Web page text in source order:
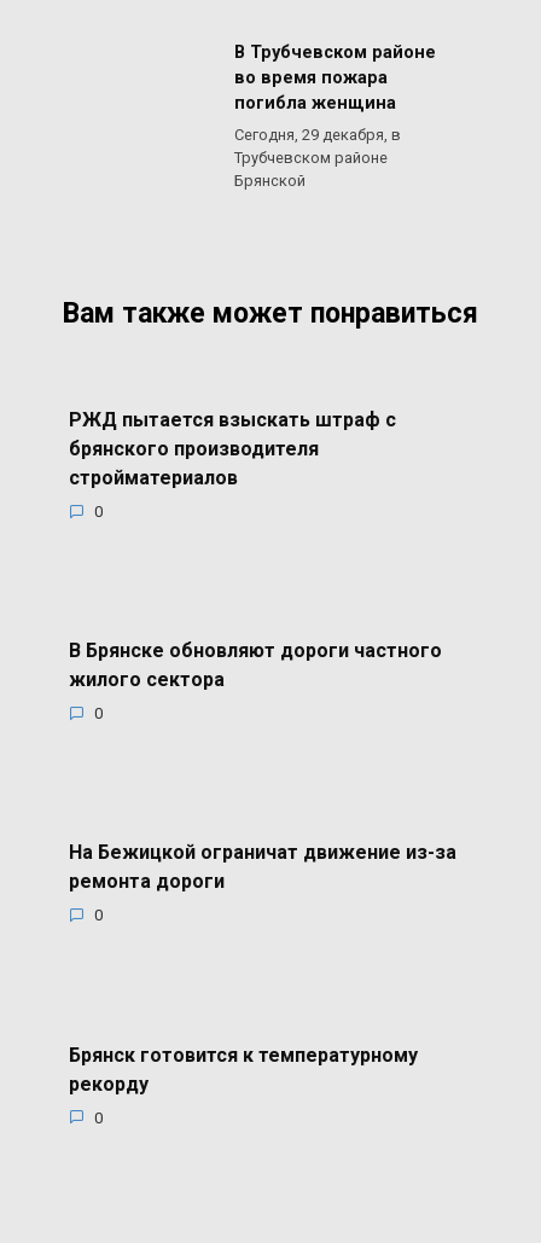
В Трубчевском районе
во время пожара
погибла женщина
Сегодня, 29 декабря, в
Трубчевском районе
Брянской
Вам также может понравиться
РЖД пытается взыскать штраф с
брянского производителя
стройматериалов
0
В Брянске обновляют дороги частного
жилого сектора
0
На Бежицкой ограничат движение из-за
ремонта дороги
0
Брянск готовится к температурному
рекорду
0